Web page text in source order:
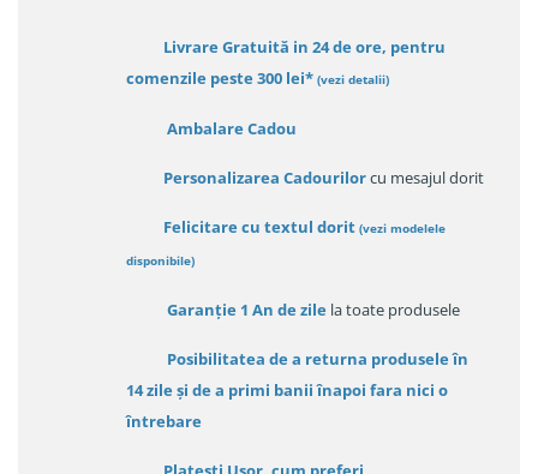
Livrare Gratuită in 24 de ore, pentru
comenzile peste 300 lei* (vezi detalii)
Ambalare Cadou
Personalizarea Cadourilorcu mesajul dorit
Felicitare cu textul dorit (vezi modelele
disponibile)
Garanție 1 An de zile la toate produsele
Posibilitatea de a returna produsele în
14 zileși de a primi banii înapoi fara nici o
întrebare